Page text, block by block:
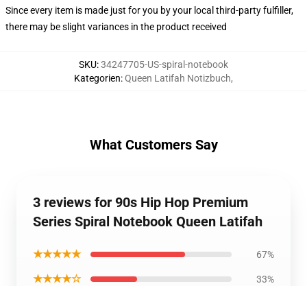
Since every item is made just for you by your local third-party fulfiller,
there may be slight variances in the product received
SKU:34247705-US-spiral-notebook
Kategorien:Queen Latifah Notizbuch,
What Customers Say
3 reviews for 90s Hip Hop Premium
Series Spiral Notebook Queen Latifah
★★★★★ 67%
★★★★☆ 33%